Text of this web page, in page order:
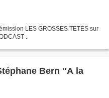
LES GROSSES TETES sur
.
Bern "A la